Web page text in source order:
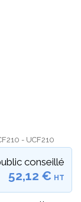
- UCF210
conseillé
52,12 € HT